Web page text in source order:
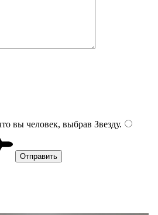
вы человек, выбрав Звезду.